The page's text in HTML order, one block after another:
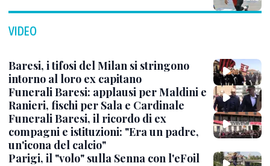
VIDEO
Baresi, i tifosi del Milan si stringono
intorno al loro ex capitano
Funerali Baresi: applausi per Maldini e
Ranieri, fischi per Sala e Cardinale
Funerali Baresi, il ricordo di ex
compagni e istituzioni: "Era un padre,
un'icona del calcio"
Parigi, il "volo" sulla Senna con l'eFoil